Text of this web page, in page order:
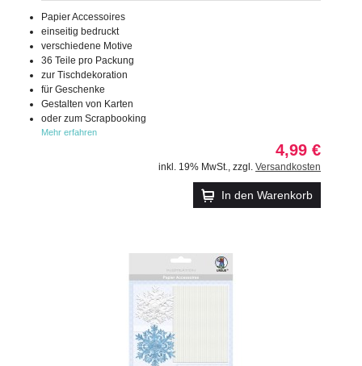
Papier Accessoires
einseitig bedruckt
verschiedene Motive
36 Teile pro Packung
zur Tischdekoration
für Geschenke
Gestalten von Karten
oder zum Scrapbooking
Mehr erfahren
4,99 €
inkl. 19% MwSt. zzgl. Versandkosten
In den Warenkorb